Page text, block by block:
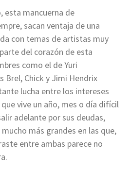
esta mancuerna de
sacan ventaja de una
con temas de artistas muy
del corazón de esta
como el de Yuri
Brel, Chick y Jimi Hendrix
lucha entre los intereses
vive un año, mes o día difícil
adelante por sus deudas,
más grandes en las que,
entre ambas parece no